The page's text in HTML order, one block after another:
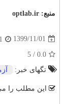
منبع: optlab.ir
1399/11/01
0.0
/
5
تگهای خبر:
این مطلب را